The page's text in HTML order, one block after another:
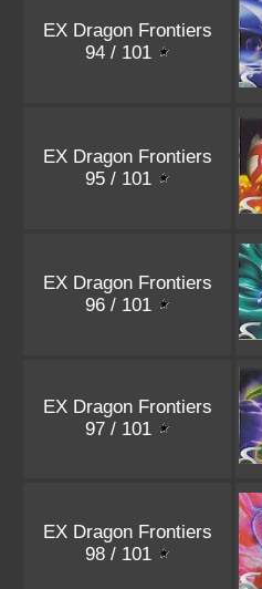
EX Dragon Frontiers
94 / 101
EX Dragon Frontiers
95 / 101
EX Dragon Frontiers
96 / 101
EX Dragon Frontiers
97 / 101
EX Dragon Frontiers
98 / 101